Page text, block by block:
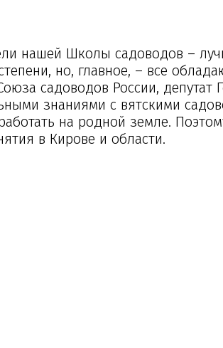
нашей Школы садоводов –
но, главное, – все
садоводов России,
знаниями с вятскими
на родной земле.
в Кирове и области.